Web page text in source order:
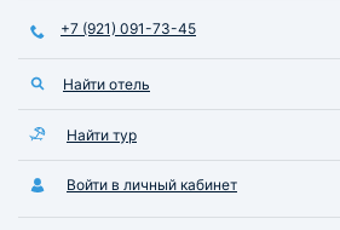
+7 (921) 091-73-45
Найти отель
Найти тур
Войти в личный кабинет